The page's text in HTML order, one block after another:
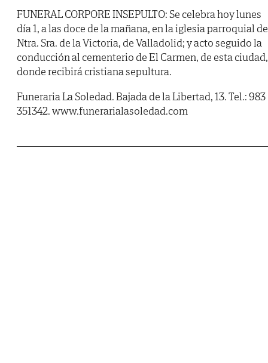
FUNERAL CORPORE INSEPULTO: Se celebra hoy lunes
día 1, a las doce de la mañana, en la iglesia parroquial de
Ntra. Sra. de la Victoria, de Valladolid; y acto seguido la
conducción al cementerio de El Carmen, de esta ciudad,
donde recibirá cristiana sepultura.
Funeraria La Soledad. Bajada de la Libertad, 13. Tel.: 983
351342. www.funerarialasoledad.com